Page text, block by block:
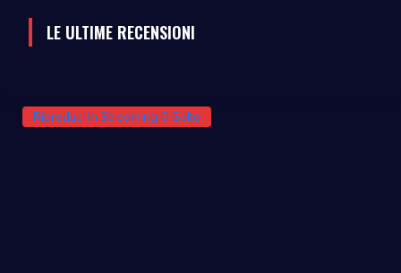
LE ULTIME RECENSIONI
Riproduci In Streaming O Salta